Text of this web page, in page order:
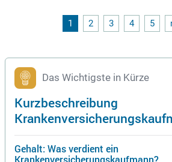
1 2 3 4 5
Das Wichtigste in Kürze
Kurzbeschreibung
Gehalt: Was verdient ein